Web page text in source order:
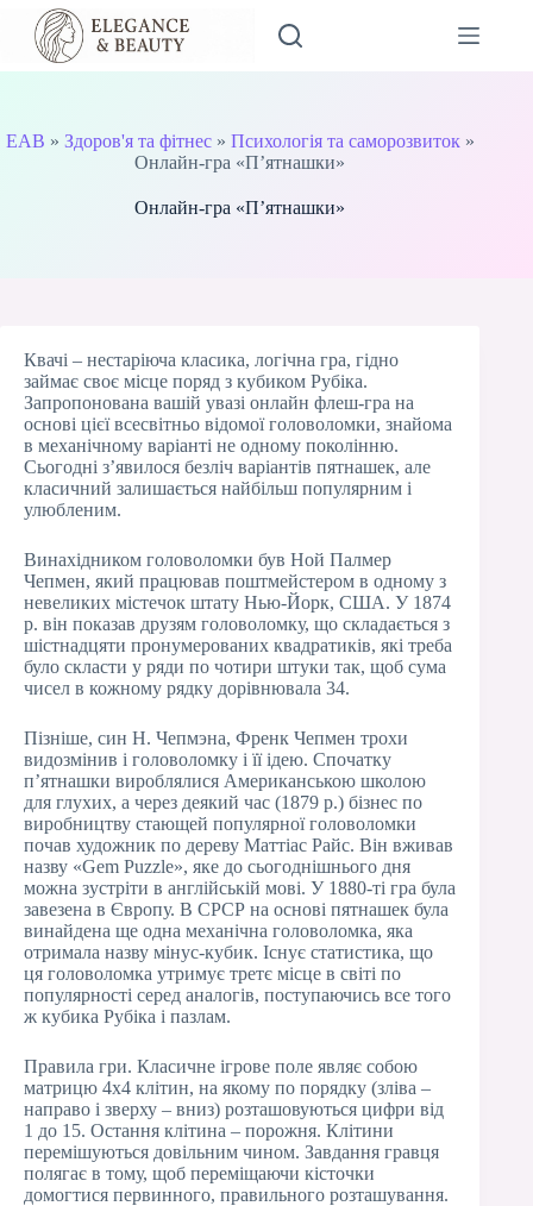
Перейти
вмісту
EAB » Здоров'я та фітнес» Психологія та саморозвиток»
Онлайн-гра «П’ятнашки»
Онлайн-гра «П’ятнашки»
Квачі – нестаріюча класика, логічна гра, гідно
займає своє місце поряд з кубиком Рубіка.
Запропонована вашій увазі онлайн флеш-гра на
основі цієї всесвітньо відомої головоломки, знайома
в механічному варіанті не одному поколінню.
Сьогодні з’явилося безліч варіантів пятнашек, але
класичний залишається найбільш популярним і
улюбленим.
Винахідником головоломки був Ной Палмер
Чепмен, який працював поштмейстером в одному з
невеликих містечок штату Нью-Йорк, США. У 1874
р. він показав друзям головоломку, що складається з
шістнадцяти пронумерованих квадратиків, які треба
було скласти у ряди по чотири штуки так, щоб сума
чисел в кожному рядку дорівнювала 34.
Пізніше, син Н. Чепмэна, Френк Чепмен трохи
видозмінив і головоломку і її ідею. Спочатку
п’ятнашки вироблялися Американською школою
для глухих, а через деякий час (1879 р.) бізнес по
виробництву стающей популярної головоломки
почав художник по дереву Маттіас Райс. Він вживав
назву «Gem Puzzle», яке до сьогоднішнього дня
можна зустріти в англійській мові. У 1880-ті гра була
завезена в Європу. В СРСР на основі пятнашек була
винайдена ще одна механічна головоломка, яка
отримала назву мінус-кубик. Існує статистика, що
ця головоломка утримує третє місце в світі по
популярності серед аналогів, поступаючись все того
ж кубика Рубіка і пазлам.
Правила гри. Класичне ігрове поле являє собою
матрицю 4х4 клітин, на якому по порядку (зліва –
направо і зверху – вниз) розташовуються цифри від
1 до 15. Остання клітина – порожня. Клітини
перемішуються довільним чином. Завдання гравця
полягає в тому, щоб переміщаючи кісточки
домогтися первинного, правильного розташування.